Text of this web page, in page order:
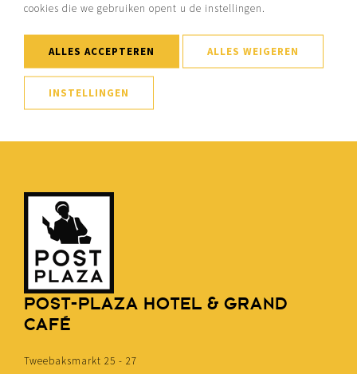
MEER EVENEMENTEN
POST-PLAZA HOTEL & GRAND
CAFÉ
Tweebaksmarkt 25 - 27
cookies die we gebruiken opent u de instellingen.
ALLES ACCEPTEREN ALLES WEIGEREN
INSTELLINGEN